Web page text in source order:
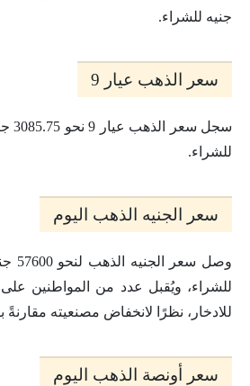
جنيه للشراء.
سعر الذهب عيار 9
للشراء.
سعر الجنيه الذهب اليوم
للشراء، ويُقبل عدد من المواطنين على
للادخار، نظرًا لانخفاض مصنعيته مقارنةً
سعر أونصة الذهب اليوم